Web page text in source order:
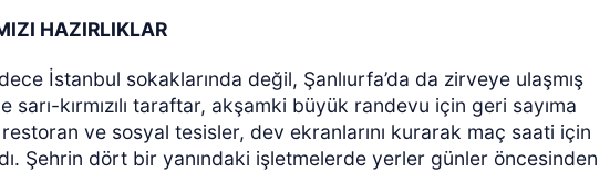
HAZIRLIKLAR
İstanbul sokaklarında değil, Şanlıurfa’da da zirveye ulaşmış
kırmızılı taraftar, akşamki büyük randevu için geri sayıma
ve sosyal tesisler, dev ekranlarını kurarak maç saati için
Şehrin dört bir yanındaki işletmelerde yerler günler öncesinden